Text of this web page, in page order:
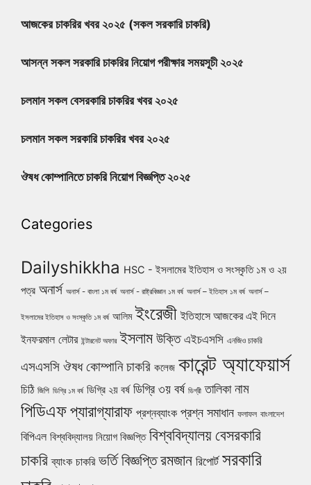
আজকের চাকরির খবর ২০২৫ (সকল সরকারি চাকরি)
আসন্ন সকল সরকারি চাকরির নিয়োগ পরীক্ষার সময়সূচী ২০২৫
চলমান সকল বেসরকারি চাকরির খবর ২০২৫
চলমান সকল সরকারি চাকরির খবর ২০২৫
ঔষধ কোম্পানিতে চাকরি নিয়োগ বিজ্ঞপ্তি ২০২৫
Categories
Dailyshikkha HSC - ইসলামের ইতিহাস ও সংস্কৃতি ১ম ও ২য়
পত্র অনার্স অনার্স - বাংলা ১ম বর্ষ অনার্স - রাষ্ট্রবিজ্ঞান ১ম বর্ষ অনার্স – ইতিহাস ১ম বর্ষ অনার্স –
ইসলামের ইতিহাস ও সংস্কৃতি ১ম বর্ষ আলিম ইংরেজী ইতিহাসে আজকের এই দিনে
ইনফরমাল লেটার ইন্টারনেট অফার ইসলাম উক্তি এইচএসসি এনজিও চাকরি
এসএসসি ঔষধ কোম্পানি চাকরি কলেজ কারেন্ট অ্যাফেয়ার্স
চিঠি জিপি ডিগ্রি ১ম বর্ষ ডিগ্রি ২য় বর্ষ ডিগ্রি ৩য় বর্ষ ডিগ্রী তালিকা নাম
পিডিএফপ্যারাগ্যারাফ প্রশ্নব্যাংক প্রশ্ন সমাধান ফলাফল বাংলাদেশ
বিপিএল বিশ্ববিদ্যালয় নিয়োগ বিজ্ঞপ্তি বিশ্ববিদ্যালয়বেসরকারি
চাকরি ব্যাংক চাকরি ভর্তি বিজ্ঞপ্তিরমজান রিপোর্ট সরকারি